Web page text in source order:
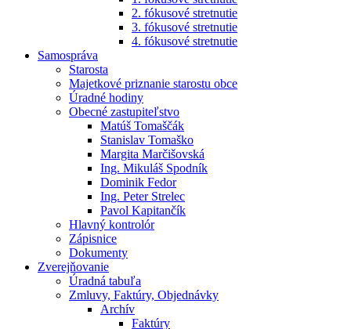
2. fókusové stretnutie
3. fókusové stretnutie
4. fókusové stretnutie
Samospráva
Starosta
Majetkové priznanie starostu obce
Úradné hodiny
Obecné zastupiteľstvo
Matúš Tomaščák
Stanislav Tomaško
Margita Marčišovská
Ing. Mikuláš Spodník
Dominik Fedor
Ing. Peter Strelec
Pavol Kapitančík
Hlavný kontrolór
Zápisnice
Dokumenty
Zverejňovanie
Úradná tabuľa
Zmluvy, Faktúry, Objednávky
Archív
Faktúry